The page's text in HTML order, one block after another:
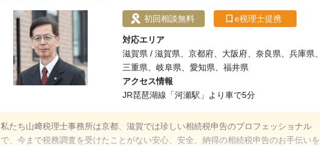
初回相談無料 e税理士提携
対応エリア
滋賀県 / 滋賀県、京都府、大阪府、奈良県、兵庫県、
三重県、岐阜県、愛知県、福井県
アクセス情報
JR琵琶湖線「河瀬駅」より車で5分
私たち山﨑税理士事務所は京都、滋賀では珍しい相続税申告のプロフェッショナル
で、今まで税務調査を受けたことがない安心、安全、納得の相続税申告のお手伝いを